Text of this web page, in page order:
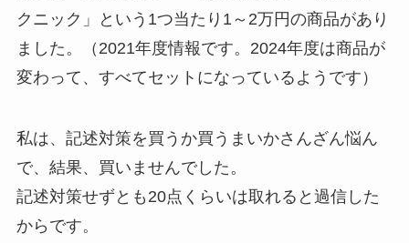
クニック」という1つ当たり1～2万円の商品があり
ました。（2021年度情報です。2024年度は商品が
変わって、すべてセットになっているようです）
私は、記述対策を買うか買うまいかさんざん悩ん
で、結果、買いませんでした。
記述対策せずとも20点くらいは取れると過信した
からです。